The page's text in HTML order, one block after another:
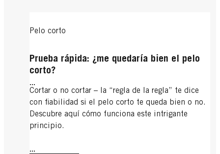
Pelo corto
Prueba rápida: ¿me quedaría bien el pelo
corto?
...
Cortar o no cortar – la “regla de la regla” te dice
con fiabilidad si el pelo corto te queda bien o no.
Descubre aquí cómo funciona este intrigante
principio.
...